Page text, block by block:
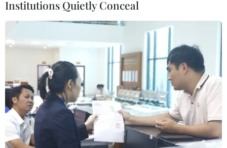
Công nhân làm việc tại một nhà máy ở Jalandhar, bang
Punjab, Ấn Độ. (Ảnh: AFP/TTXVN)
Phóng viên TTXVN tại New Delhi dẫn lời Phó
Thống đốc Ngân hàng dự trữ Ấn Độ (RBI - Ngân
Institutions Quietly Conceal